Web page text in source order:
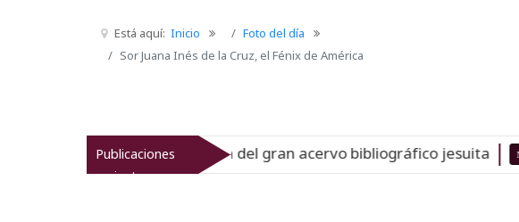
Está aquí: Inicio
Foto del día
Sor Juana Inés de la Cruz, el Fénix de América
Publicaciones
recientes
la historia del gran acervo bibliográfico jesuita Nuevo 06-08-26